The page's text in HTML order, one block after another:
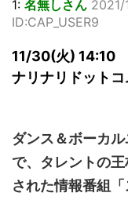
際立つタイトなセ
クシーニット姿の
キュートなビキ
ニ、迫力バスト目
を引くランジェリ
容となっている。
http://www.rbbto
da ...
1: 名無しさん 2021/
ID:CAP_USER9
11/30(火) 14:10
ナリナリドットコ
ダンス＆ボーカ
で、タレントの
された情報番組